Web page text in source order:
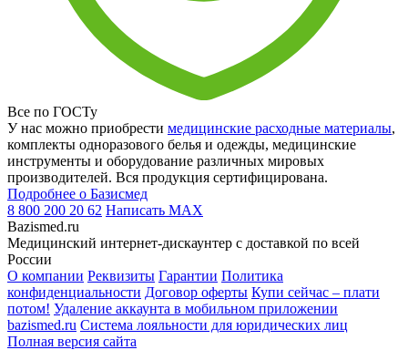
Все по ГОСТу
У нас можно приобрести медицинские расходные материалы,
комплекты одноразового белья и одежды, медицинские
инструменты и оборудование различных мировых
производителей. Вся продукция сертифицирована.
Подробнее о Базисмед
8 800 200 20 62 Написать MAX
Bazismed.ru
Медицинский интернет-дискаунтер с доставкой по всей
России
О компании Реквизиты Гарантии Политика
конфиденциальности Договор оферты Купи сейчас – плати
потом! Удаление аккаунта в мобильном приложении
bazismed.ru Система лояльности для юридических лиц
Полная версия сайта